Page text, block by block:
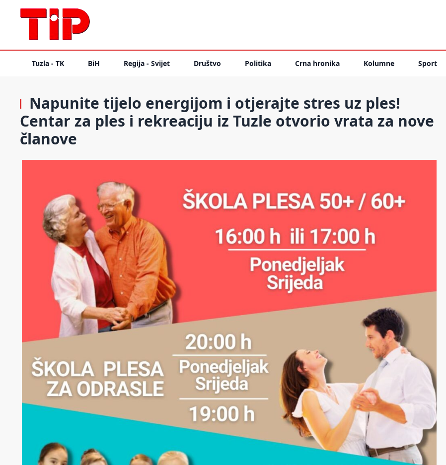
Tuzla - TK BiH Regija - Svijet Društvo Politika Crna hronika Kolumne Sport
Napunite tijelo energijom i otjerajte stres uz ples!
Centar za ples i rekreaciju iz Tuzle otvorio vrata za nove
članove